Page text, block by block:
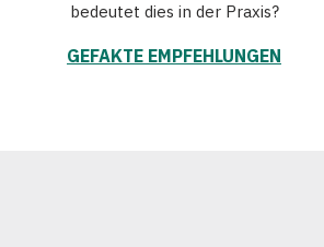
bedeutet dies in der Praxis?
GEFAKTE EMPFEHLUNGEN